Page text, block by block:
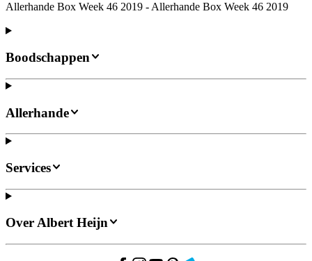
Allerhande Box Week 46 2019 - Allerhande Box Week 46 2019
Boodschappen
Allerhande
Services
Over Albert Heijn